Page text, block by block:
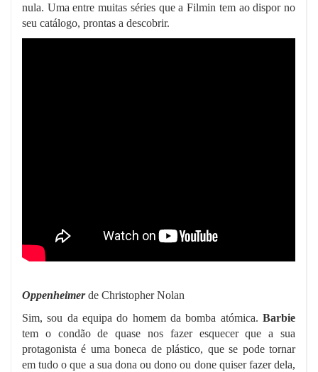
nula. Uma entre muitas séries que a Filmin tem ao dispor no
seu catálogo, prontas a descobrir.
Oppenheimerde Christopher Nolan
Sim, sou da equipa do homem da bomba atómica. Barbie
tem o condão de quase nos fazer esquecer que a sua
protagonista é uma boneca de plástico, que se pode tornar
em tudo o que a sua dona ou dono ou done quiser fazer dela,